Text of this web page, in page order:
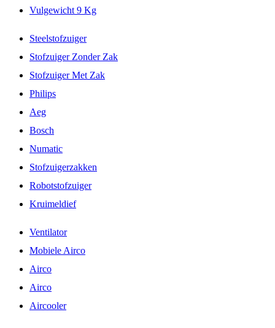
Vulgewicht 9 Kg
Steelstofzuiger
Stofzuiger Zonder Zak
Stofzuiger Met Zak
Philips
Aeg
Bosch
Numatic
Stofzuigerzakken
Robotstofzuiger
Kruimeldief
Ventilator
Mobiele Airco
Airco
Airco
Aircooler